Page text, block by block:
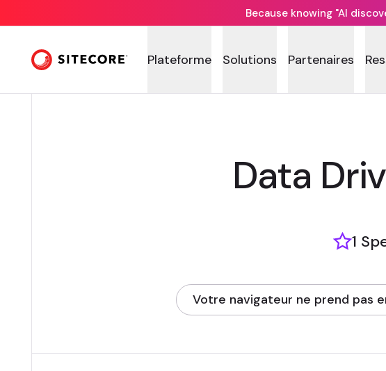
Because knowing "AI
Plateforme Solutions Partenaires
Data
1
Votre navigateur ne prend pas
(opens in new tab)